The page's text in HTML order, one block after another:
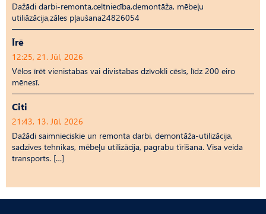
Dažādi darbi-remonta,celtniecība,demontāža, mēbeļu
utiliāzācija,zāles pļaušana24826054
Īrē
12:25, 21. Jūl, 2026
Vēlos īrēt vienistabas vai divistabas dzīvokli cēsīs, līdz 200 eiro
mēnesī.
Citi
21:43, 13. Jūl, 2026
Dažādi saimnieciskie un remonta darbi, demontāža-utilizācija,
sadzīves tehnikas, mēbeļu utilizācija, pagrabu tīrīšana. Visa veida
transports. […]